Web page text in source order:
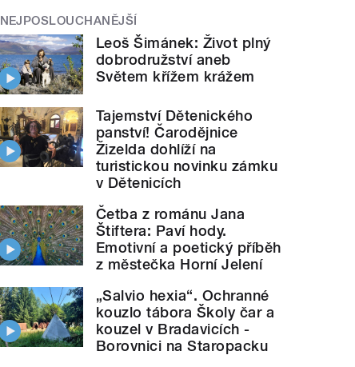
NEJPOSLOUCHANĚJŠÍ
Leoš Šimánek: Život plný
dobrodružství aneb
Světem křížem krážem
Tajemství Dětenického
panství! Čarodějnice
Žizelda dohlíží na
turistickou novinku zámku
v Dětenicích
Četba z románu Jana
Štiftera: Paví hody.
Emotivní a poetický příběh
z městečka Horní Jelení
„Salvio hexia“. Ochranné
kouzlo tábora Školy čar a
kouzel v Bradavicích -
Borovnici na Staropacku